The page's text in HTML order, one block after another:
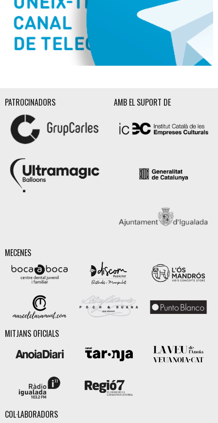
PATROCINADORS AMB EL SUPORT DE
MECENES
MITJANS OFICIALS
COL·LABORADORS